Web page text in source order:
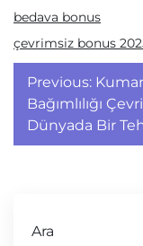
bedava bonus
çevrimsiz bonus
Yazı
Previous: Kumar
Bağımlılığı
Dünyada Bir
Ara